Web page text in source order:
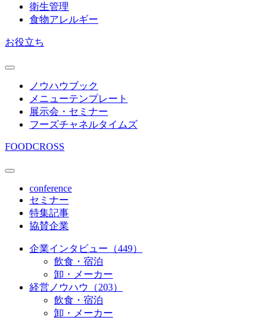
衛生管理
食物アレルギー
お役立ち
ノウハウブック
メニューテンプレート
展示会・セミナー
フーズチャネルタイムズ
FOODCROSS
conference
セミナー
特集記事
協賛企業
企業インタビュー（449）
飲食・宿泊
卸・メーカー
経営ノウハウ（203）
飲食・宿泊
卸・メーカー